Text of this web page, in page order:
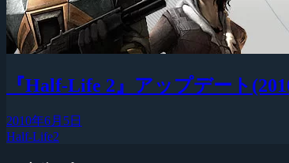
『Half-Life 2』アップデート
2010年6月5日
Half-Life2